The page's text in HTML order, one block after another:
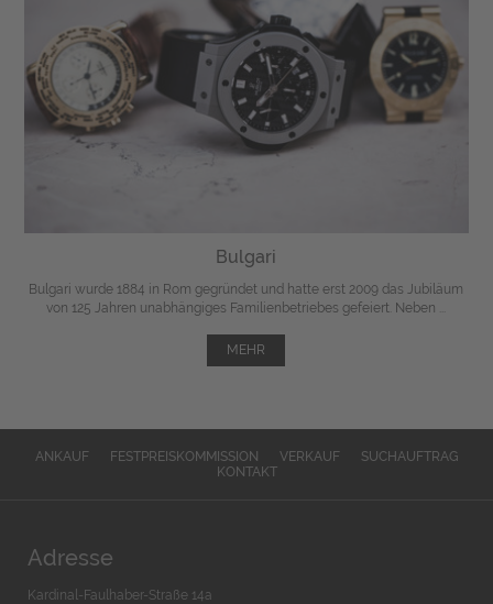
Bulgari
Bulgari wurde 1884 in Rom gegründet und hatte erst 2009 das Jubiläum
von 125 Jahren unabhängiges Familienbetriebes gefeiert. Neben ...
MEHR
ANKAUF FESTPREISKOMMISSION VERKAUF
SUCHAUFTRAG
KONTAKT
Adresse
Kardinal-Faulhaber-Straße 14a